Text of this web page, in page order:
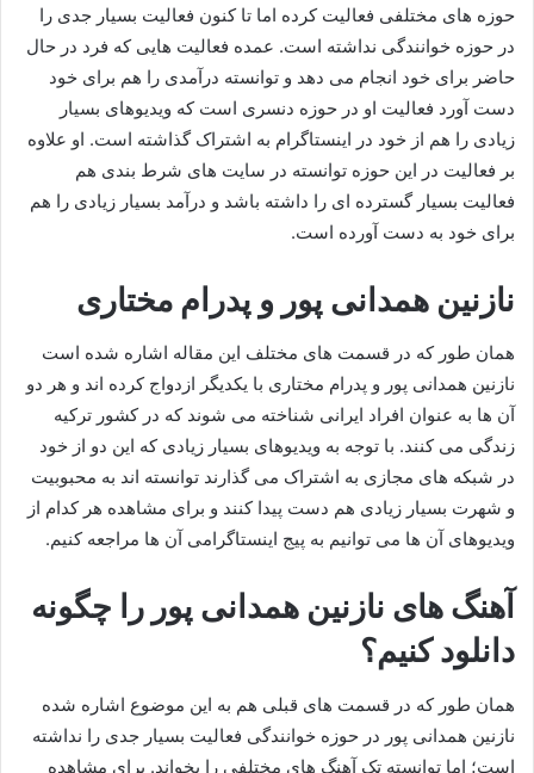
حوزه های مختلفی فعالیت کرده اما تا کنون فعالیت بسیار جدی را
در حوزه خوانندگی نداشته است. عمده فعالیت هایی که فرد در حال
حاضر برای خود انجام می‌ دهد و توانسته درآمدی را هم برای خود
دست آورد فعالیت او در حوزه دنسری است که ویدیوهای بسیار
زیادی را هم از خود در اینستاگرام به اشتراک گذاشته است.‌ او علاوه
بر فعالیت در این حوزه توانسته در سایت های شرط بندی هم
فعالیت بسیار گسترده ای را داشته باشد و درآمد بسیار زیادی را هم
برای خود به دست آورده است.
نازنین همدانی پور و پدرام مختاری
همان طور که در قسمت های مختلف این مقاله اشاره شده است
نازنین همدانی پور و پدرام مختاری با یکدیگر ازدواج کرده اند و هر دو
آن ها به عنوان افراد ایرانی شناخته می شوند که در کشور ترکیه
زندگی می کنند. با توجه به ویدیوهای بسیار زیادی که این دو از خود
در شبکه های مجازی به اشتراک می گذارند توانسته اند به محبوبیت
و شهرت بسیار زیادی هم دست پیدا کنند و برای مشاهده هر کدام از
ویدیوهای آن ها می توانیم به پیج اینستاگرامی آن ها مراجعه کنیم.
آهنگ های نازنین همدانی پور را چگونه
دانلود کنیم؟
همان طور که در قسمت‌ های قبلی هم به این موضوع اشاره شده
نازنین همدانی پور در حوزه خوانندگی فعالیت بسیار جدی را نداشته
است؛ اما توانسته تک آهنگ های مختلفی را بخواند. برای مشاهده